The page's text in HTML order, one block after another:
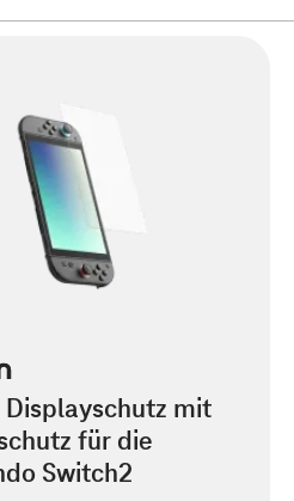
Displayschutz mit
für die
Switch2